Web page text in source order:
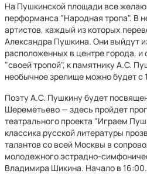
На Пушкинской площади все
перформанса "Народная тропа". В
артистов, каждый из которых
Александра Пушкина. Они выйдут
расположенных в центре города,
"своей тропой", к памятнику А.С.
необычное зрелище можно будет с
Поэту А.С. Пушкину будет
Шереметьево — здесь пройдет
театрального проекта "Играем
классика русской литературы
талантов со всей Москвы в
молодежного эстрадно-
Владимира Шикина. Начало в 16:00.